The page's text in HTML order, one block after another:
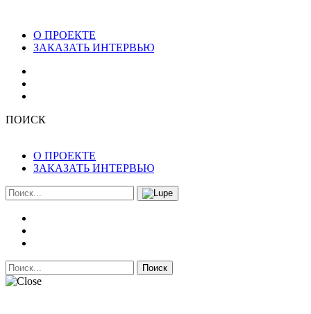
О ПРОЕКТЕ
ЗАКАЗАТЬ ИНТЕРВЬЮ
ПОИСК
О ПРОЕКТЕ
ЗАКАЗАТЬ ИНТЕРВЬЮ
Поиск